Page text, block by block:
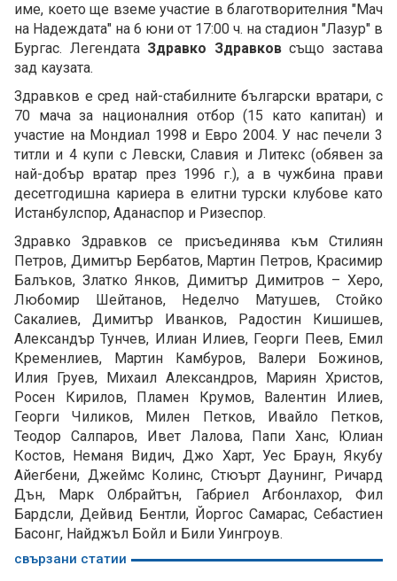
име, което ще вземе участие в благотворителния "Мач
на Надеждата" на 6 юни от 17:00 ч. на стадион "Лазур" в
Бургас. Легендата Здравко Здравковсъщо застава
зад каузата.
Здравков е сред най-стабилните български вратари, с
70 мача за националния отбор (15 като капитан) и
участие на Мондиал 1998 и Евро 2004. У нас печели 3
титли и 4 купи с Левски, Славия и Литекс (обявен за
най-добър вратар през 1996 г.), а в чужбина прави
десетгодишна кариера в елитни турски клубове като
Истанбулспор, Аданаспор и Ризеспор.
Здравко Здравков се присъединява към Стилиян
Петров, Димитър Бербатов, Мартин Петров, Красимир
Балъков, Златко Янков, Димитър Димитров – Херо,
Любомир Шейтанов, Неделчо Матушев, Стойко
Сакалиев, Димитър Иванков, Радостин Кишишев,
Александър Тунчев, Илиан Илиев, Георги Пеев, Емил
Кременлиев, Мартин Камбуров, Валери Божинов,
Илия Груев, Михаил Александров, Мариян Христов,
Росен Кирилов, Пламен Крумов, Валентин Илиев,
Георги Чиликов, Милен Петков, Ивайло Петков,
Теодор Салпаров, Ивет Лалова, Папи Ханс, Юлиан
Костов, Неманя Видич, Джо Харт, Уес Браун, Якубу
Айегбени, Джеймс Колинс, Стюърт Даунинг, Ричард
Дън, Марк Олбрайтън, Габриел Агбонлахор, Фил
Бардсли, Дейвид Бентли, Йоргос Самарaс, Себастиен
Басонг, Найджъл Бойл и Били Уингроув.
свързани статии